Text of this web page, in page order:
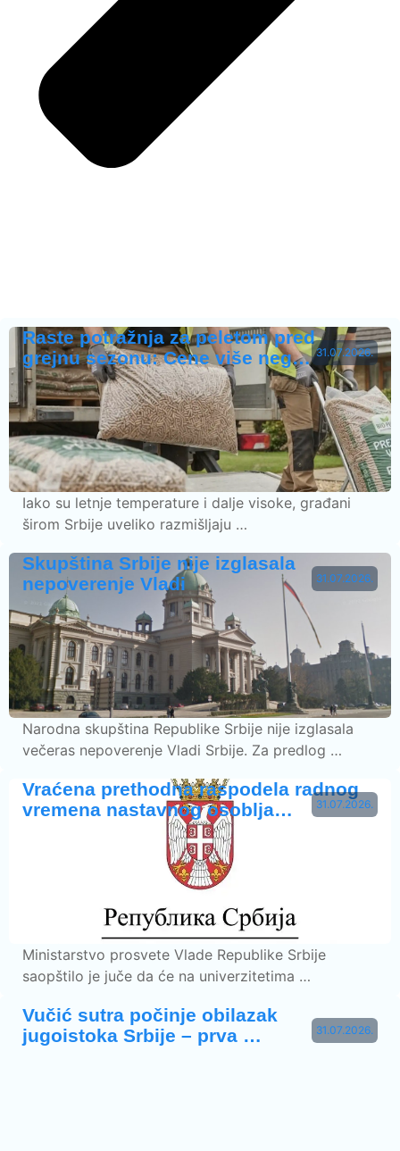
31.07.2026.
Raste potražnja za peletom pred
grejnu sezonu: Cene više neg…
Iako su letnje temperature i dalje visoke, građani
širom Srbije uveliko razmišljaju …
31.07.2026.
Skupština Srbije nije izglasala
nepoverenje Vladi
Narodna skupština Republike Srbije nije izglasala
večeras nepoverenje Vladi Srbije. Za predlog …
31.07.2026.
Vraćena prethodna raspodela radnog
vremena nastavnog osoblja…
Ministarstvo prosvete Vlade Republike Srbije
saopštilo je juče da će na univerzitetima …
31.07.2026.
Vučić sutra počinje obilazak
jugoistoka Srbije – prva …